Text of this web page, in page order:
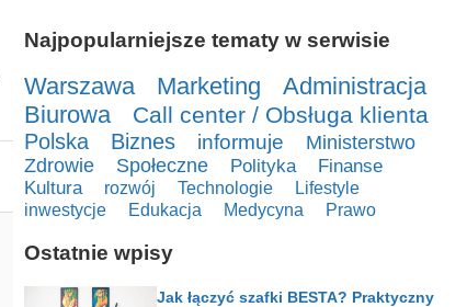
Najpopularniejsze tematy w serwisie
Warszawa Marketing
Administracja
Biurowa
Call center / Obsługa klienta
Polska Biznes informuje Ministerstwo
Zdrowie Społeczne Polityka
Finanse
Kultura
rozwój Technologie
Lifestyle
inwestycje
Edukacja Medycyna Prawo
Ostatnie wpisy
Jak łączyć szafki BESTA? Praktyczny